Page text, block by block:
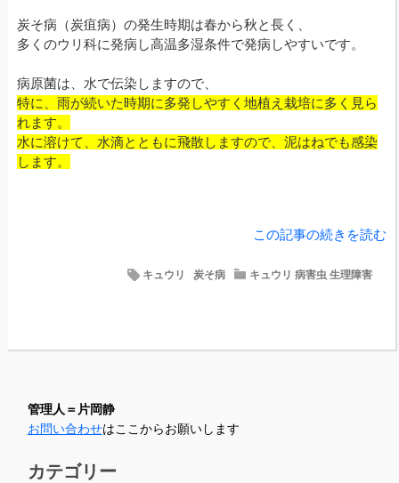
炭そ病（炭疽病）の発生時期は春から秋と長く、
多くのウリ科に発病し高温多湿条件で発病しやすいです。
病原菌は、水で伝染しますので、
特に、雨が続いた時期に多発しやすく地植え栽培に多く見ら
れます。
水に溶けて、水滴とともに飛散しますので、泥はねでも感染
します。
この記事の続きを読む
キュウリ 炭そ病 キュウリ 病害虫 生理障害
管理人＝片岡静
お問い合わせはここからお願いします
カテゴリー